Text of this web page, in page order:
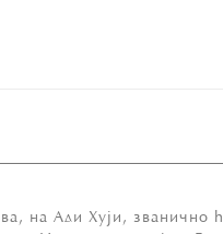
на Ади Хуји, званично